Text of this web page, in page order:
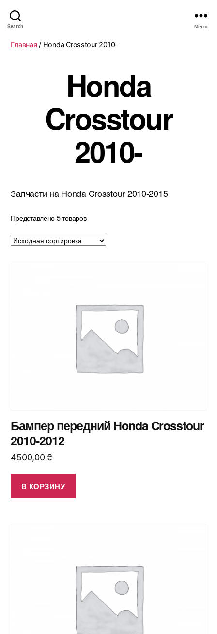
Search Меню
Главная / Honda Crosstour 2010-
Honda
Crosstour
2010-
Запчасти на Honda Crosstour 2010-2015
Представлено 5 товаров
Бампер передний Honda Crosstour
2010-2012
4500,00 ₴
В КОРЗИНУ